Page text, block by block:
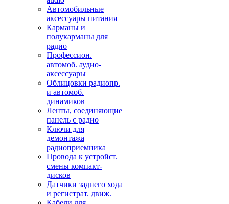
Автомобильные
аксессуары питания
Карманы и
полукарманы для
радио
Профессион.
автомоб. аудио-
аксессуары
Облицовки радиопр.
и автомоб.
динамиков
Ленты, соединяющие
панель с радио
Ключи для
демонтажа
радиоприемника
Провода к устройст.
смены компакт-
дисков
Датчики заднего хода
и регистрат. движ.